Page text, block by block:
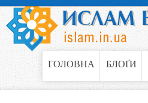
Jump to
ГОЛОВНА БЛОҐИ